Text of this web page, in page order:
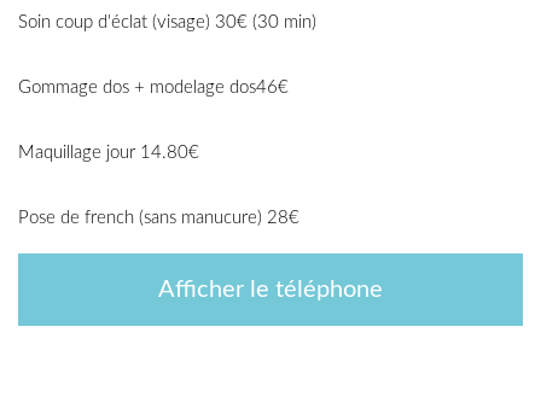
Soin coup d'éclat (visage) 30€ (30 min)
Gommage dos + modelage dos46€
Maquillage jour 14.80€
Pose de french (sans manucure) 28€
Afficher le téléphone